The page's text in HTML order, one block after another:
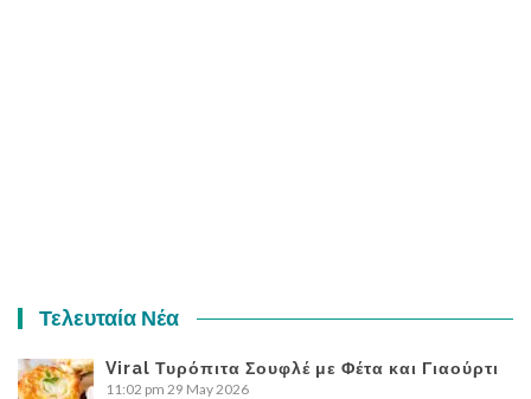
Τελευταία Νέα
Viral Τυρόπιτα Σουφλέ με Φέτα και Γιαούρτι
11:02 pm 29 May 2026